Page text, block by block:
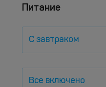
Питание
С завтраком
Все включено